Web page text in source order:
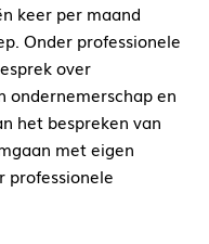
keer per maand
Onder professionele
over
ondernemerschap en
het bespreken van
met eigen
professionele